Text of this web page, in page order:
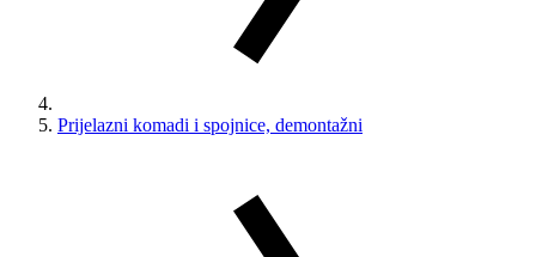
Prijelazni komadi i spojnice, demontažni